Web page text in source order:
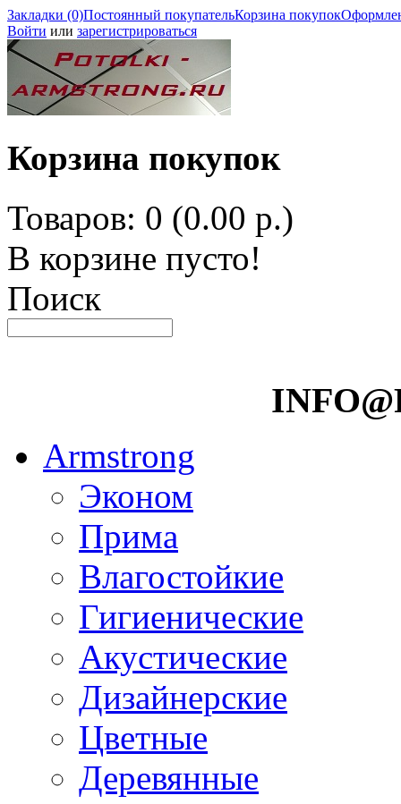
Закладки (0)Постоянный покупательКорзина покупок
Войти или зарегистрироваться
Корзина покупок
Товаров: 0 (0.00 р.)
В корзине пусто!
Поиск
Armstrong
Эконом
Прима
Влагостойкие
Гигиенические
Акустические
Дизайнерские
Цветные
Деревянные